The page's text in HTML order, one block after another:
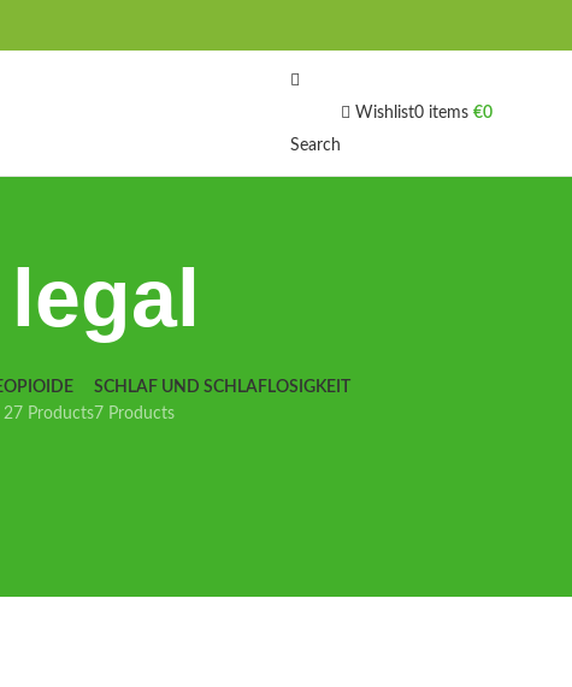
Search
Wishlist0 items €0
OPIOIDE
27 Products
SCHLAF UND SCHLAFLOSIGKEIT
7 Products